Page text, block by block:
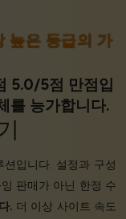
높은 등급의 가
5.0/5점 만점입
를 능가합니다.
입니다. 설정과 구성
판매가 아닌 한정 수
. 더 이상 사이트 속도